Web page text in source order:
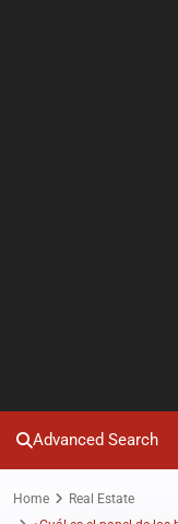
Advanced Search
Home
Real Estate